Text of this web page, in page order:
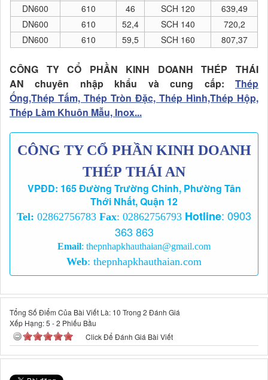
DN600
610 46 SCH 120
639,49
DN600
610 52,4 SCH 140
720,2
DN600
610 59,5 SCH 160 807,37
CÔNG TY CỔ PHẦN KINH DOANH THÉP THÁI
AN chuyên nhập khẩu và cung cấp: Thép
Ống,Thép Tấm, Thép Tròn Đặc, Thép Hình,Thép Hộp,
Thép Làm Khuôn Mẫu, Inox...
CÔNG TY CỔ PHẦN KINH DOANH
THÉP THÁI AN
VPĐD: 165 Đường Trường Chinh, Phường Tân
Thới Nhất, Quận 12
Tel: 02862756783 Fax: 02862756793 Hotline: 0903
363 863
Email: thepnhapkhauthaian@gmail.com
Web: thepnhapkhauthaian.com
Tổng Số Điểm Của Bài Viết Là: 10 Trong 2 Đánh Giá
Xếp Hạng:5 -2 Phiếu Bầu
Click Để Đánh Giá Bài Viết